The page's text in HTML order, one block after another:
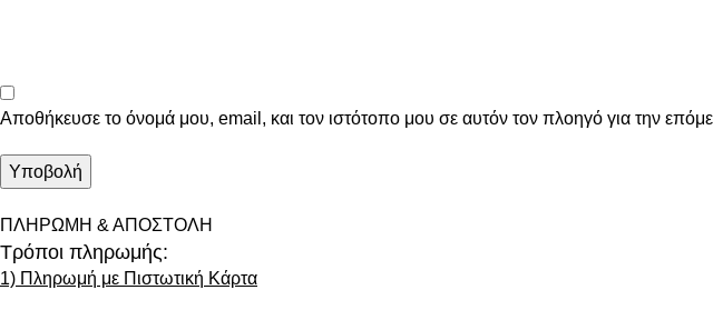
Αποθήκευσε το όνομά μου, email, και τον ιστότοπο μου σε αυτόν τον πλοηγό για την
ΠΛΗΡΩΜΗ & ΑΠΟΣΤΟΛΗ
Τρόποι πληρωμής:
1) Πληρωμή με Πιστωτική Κάρτα